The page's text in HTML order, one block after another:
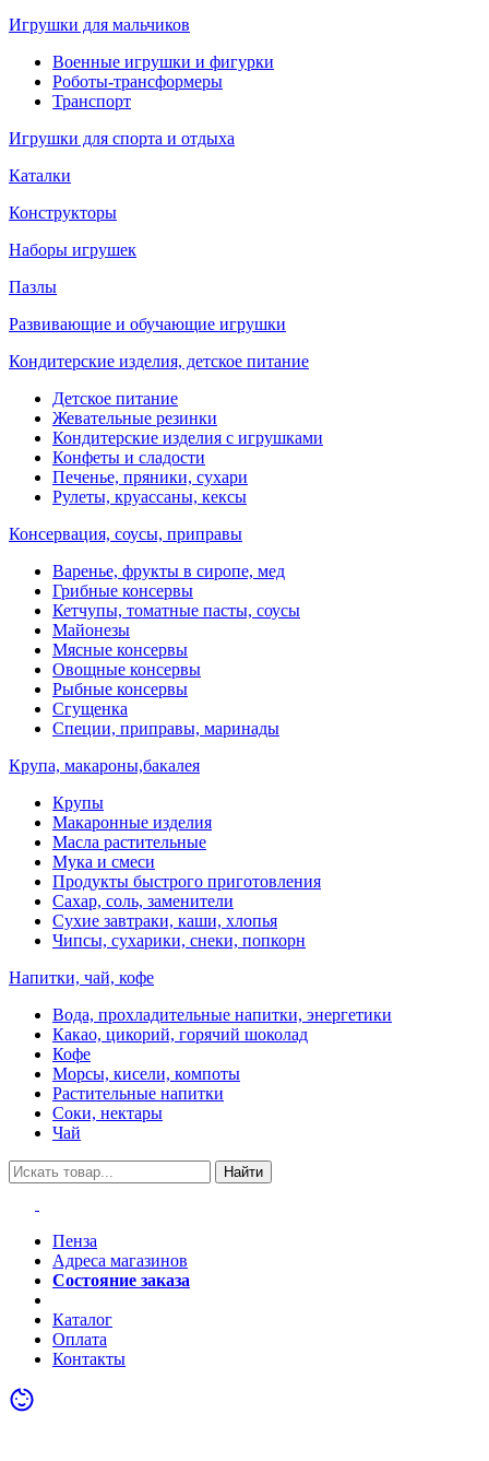
Игрушки для мальчиков
Военные игрушки и фигурки
Роботы-трансформеры
Транспорт
Игрушки для спорта и отдыха
Каталки
Конструкторы
Наборы игрушек
Пазлы
Развивающие и обучающие игрушки
Кондитерские изделия, детское питание
Детское питание
Жевательные резинки
Кондитерские изделия с игрушками
Конфеты и сладости
Печенье, пряники, сухари
Рулеты, круассаны, кексы
Консервация, соусы, приправы
Варенье, фрукты в сиропе, мед
Грибные консервы
Кетчупы, томатные пасты, соусы
Майонезы
Мясные консервы
Овощные консервы
Рыбные консервы
Сгущенка
Специи, приправы, маринады
Крупа, макароны,бакалея
Крупы
Макаронные изделия
Масла растительные
Мука и смеси
Продукты быстрого приготовления
Сахар, соль, заменители
Сухие завтраки, каши, хлопья
Чипсы, сухарики, снеки, попкорн
Напитки, чай, кофе
Вода, прохладительные напитки, энергетики
Какао, цикорий, горячий шоколад
Кофе
Морсы, кисели, компоты
Растительные напитки
Соки, нектары
Чай
Найти
Пенза
Адреса магазинов
Состояние заказа
Каталог
Оплата
Контакты